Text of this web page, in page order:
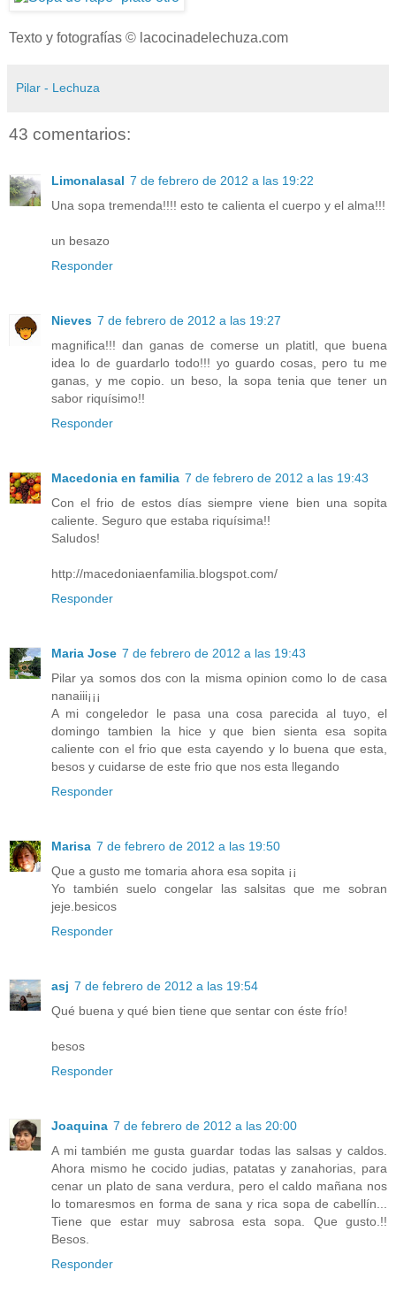
Texto y fotografías © lacocinadelechuza.com
Pilar - Lechuza
43 comentarios:
Limonalasal 7 de febrero de 2012 a las 19:22
Una sopa tremenda!!!! esto te calienta el cuerpo y el alma!!!
un besazo
Responder
Nieves 7 de febrero de 2012 a las 19:27
magnifica!!! dan ganas de comerse un platitl, que buena
idea lo de guardarlo todo!!! yo guardo cosas, pero tu me
ganas, y me copio. un beso, la sopa tenia que tener un
sabor riquísimo!!
Responder
Macedonia en familia 7 de febrero de 2012 a las 19:43
Con el frio de estos días siempre viene bien una sopita
caliente. Seguro que estaba riquísima!!
Saludos!
http://macedoniaenfamilia.blogspot.com/
Responder
Maria Jose 7 de febrero de 2012 a las 19:43
Pilar ya somos dos con la misma opinion como lo de casa
nanaiii¡¡¡
A mi congeledor le pasa una cosa parecida al tuyo, el
domingo tambien la hice y que bien sienta esa sopita
caliente con el frio que esta cayendo y lo buena que esta,
besos y cuidarse de este frio que nos esta llegando
Responder
Marisa 7 de febrero de 2012 a las 19:50
Que a gusto me tomaria ahora esa sopita ¡¡
Yo también suelo congelar las salsitas que me sobran
jeje.besicos
Responder
asj 7 de febrero de 2012 a las 19:54
Qué buena y qué bien tiene que sentar con éste frío!
besos
Responder
Joaquina 7 de febrero de 2012 a las 20:00
A mi también me gusta guardar todas las salsas y caldos.
Ahora mismo he cocido judias, patatas y zanahorias, para
cenar un plato de sana verdura, pero el caldo mañana nos
lo tomaresmos en forma de sana y rica sopa de cabellín...
Tiene que estar muy sabrosa esta sopa. Que gusto.!!
Besos.
Responder